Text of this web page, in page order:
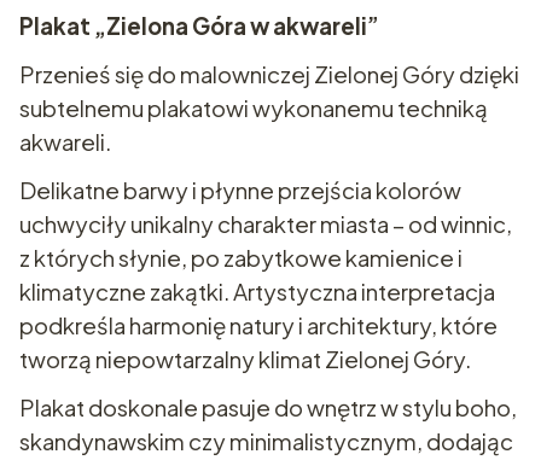
Plakat „Zielona Góra w akwareli”
Przenieś się do malowniczej Zielonej Góry dzięki
subtelnemu plakatowi wykonanemu techniką
akwareli.
Delikatne barwy i płynne przejścia kolorów
uchwyciły unikalny charakter miasta – od winnic,
z których słynie, po zabytkowe kamienice i
klimatyczne zakątki. Artystyczna interpretacja
podkreśla harmonię natury i architektury, które
tworzą niepowtarzalny klimat Zielonej Góry.
Plakat doskonale pasuje do wnętrz w stylu boho,
skandynawskim czy minimalistycznym, dodając